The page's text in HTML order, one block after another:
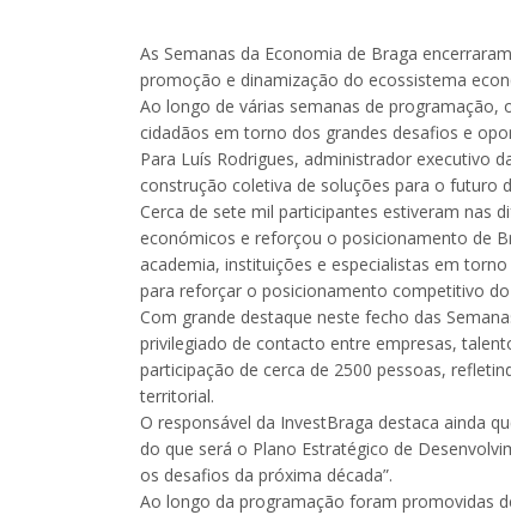
As Semanas da Economia de Braga
promoção e dinamização do ecossistema
Ao longo de várias semanas de programação,
cidadãos em torno dos grandes desafios e
Para Luís Rodrigues, administrador executivo
construção coletiva de soluções para o futuro
Cerca de sete mil participantes estiveram nas
económicos e reforçou o posicionamento de
academia, instituições e especialistas em
para reforçar o posicionamento competitivo do
Com grande destaque neste fecho das
privilegiado de contacto entre empresas,
participação de cerca de 2500 pessoas,
territorial.
O responsável da InvestBraga destaca ainda
do que será o Plano Estratégico de
os desafios da próxima década”.
Ao longo da programação foram promovidas